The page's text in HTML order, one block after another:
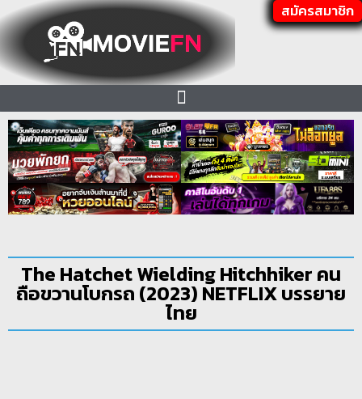
สมัครสมาชิก
The Hatchet Wielding Hitchhiker คน
ถือขวานโบกรถ (2023) NETFLIX บรรยาย
ไทย